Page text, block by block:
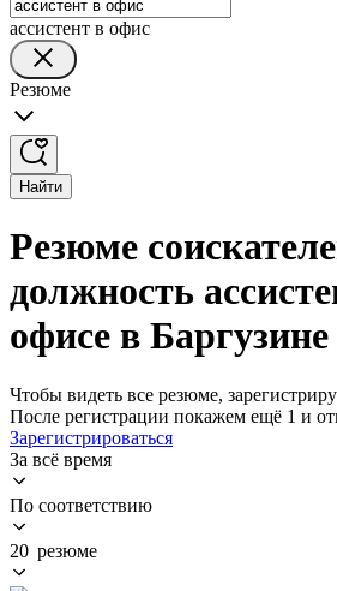
ассистент в офис
Резюме
Найти
Резюме
должность
офисе в Баргузине
Чтобы видеть все резюме,
После регистрации покажем ещё 1 и
Зарегистрироваться
За всё время
По соответствию
20 резюме